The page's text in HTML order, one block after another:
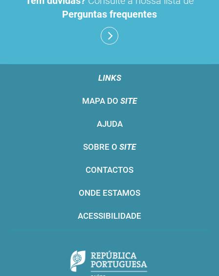
Perguntas frequentes
LINKS
MAPA DO SITE
AJUDA
SOBRE O SITE
CONTACTOS
ONDE ESTAMOS
ACESSIBILIDADE